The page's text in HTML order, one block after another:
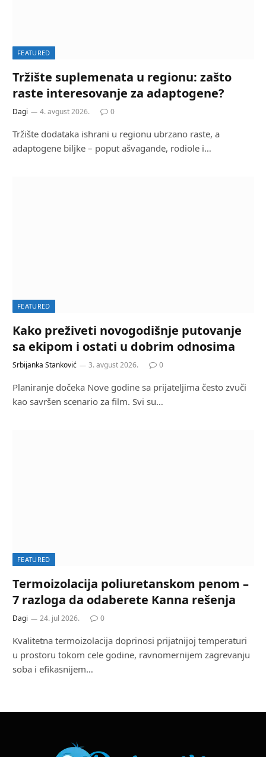
FEATURED
Tržište suplemenata u regionu: zašto
raste interesovanje za adaptogene?
Dagi 4. avgust 2026. 0
Tržište dodataka ishrani u regionu ubrzano raste, a
adaptogene biljke – poput ašvagande, rodiole i…
FEATURED
Kako preživeti novogodišnje putovanje
sa ekipom i ostati u dobrim odnosima
Srbijanka Stanković 3. avgust 2026. 0
Planiranje dočeka Nove godine sa prijateljima često zvuči
kao savršen scenario za film. Svi su…
FEATURED
Termoizolacija poliuretanskom penom –
7 razloga da odaberete Kanna rešenja
Dagi 24. jul 2026. 0
Kvalitetna termoizolacija doprinosi prijatnijoj temperaturi
u prostoru tokom cele godine, ravnomernijem zagrevanju
soba i efikasnijem…